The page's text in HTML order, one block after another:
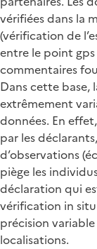
vérifiées dans la
(vérification de
entre le point
commentaires
Dans cette base,
extrêmement
données. En
par les
d’observations
piège les
déclaration qui
vérification in
précision
localisations.